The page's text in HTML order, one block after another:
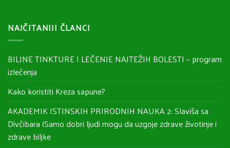
NAJČITANIJI ČLANCI
BILJNE TINKTURE I LEČENJE NAJTEŽIH BOLESTI – program
izlečenja
Kako koristiti Kreza sapune?
AKADEMIK ISTINSKIH PRIRODNIH NAUKA 2: Slaviša sa
Divčibara (Samo dobri ljudi mogu da uzgoje zdrave životinje i
zdrave biljke